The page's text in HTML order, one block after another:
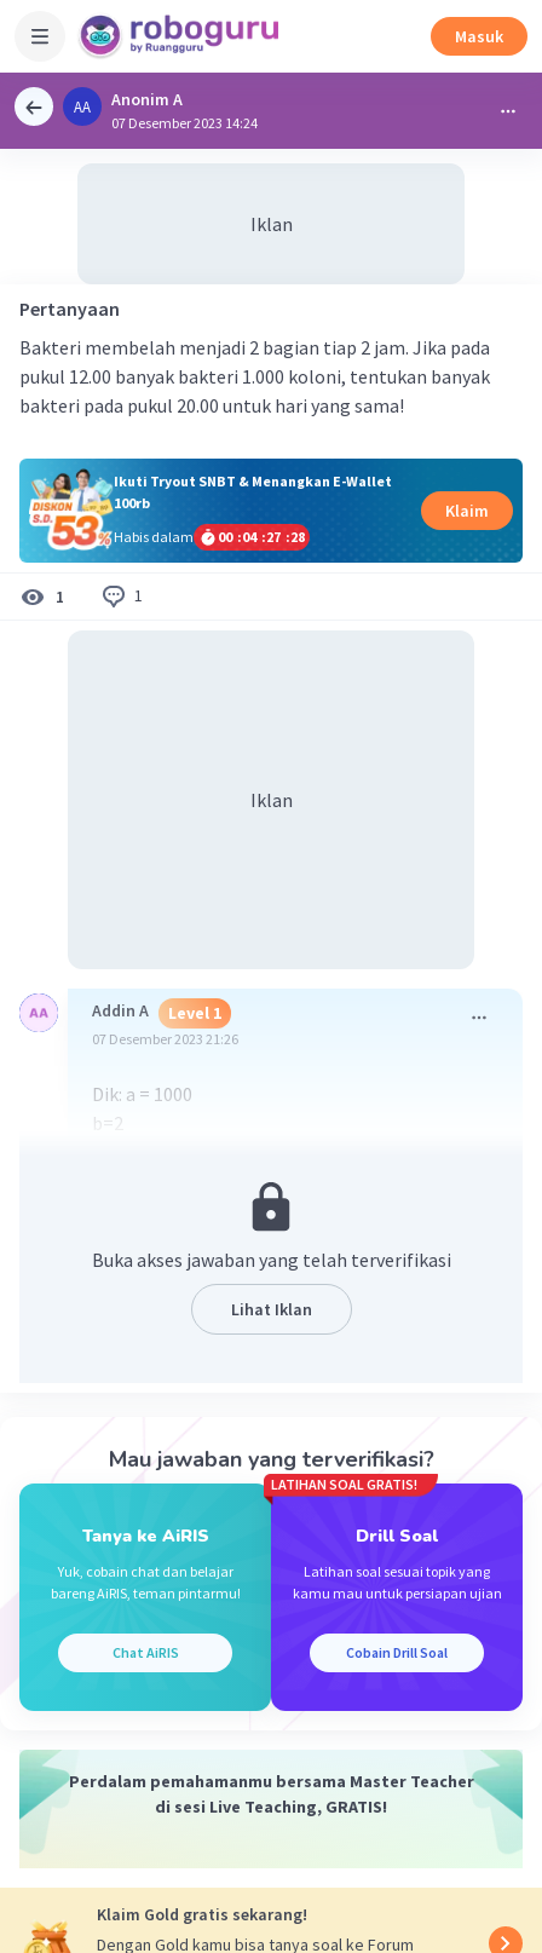
Masuk
AA Anonim A
07 Desember 2023 14:24
Iklan
Pertanyaan
Bakteri membelah menjadi 2 bagian tiap 2 jam. Jika pada
pukul 12.00 banyak bakteri 1.000 koloni, tentukan banyak
bakteri pada pukul 20.00 untuk hari yang sama!
Ikuti Tryout SNBT & Menangkan E-Wallet
100rb
Habis dalam
00 :04 :27 :28
Klaim
1 1
Iklan
Addin A Level 1
07 Desember 2023 21:26
Dik: a = 1000
b=2
Un = a.r^n-1
U3=1000.2^5-1
Beri Rating·0.0(0) Balas
25 Januari 2024 15:26
itu ditambah 1 nya dari mana ya?
Iklan
Buka akses jawaban yang telah terverifikasi
Lihat Iklan
Mau jawaban yang terverifikasi?
Tanya ke AiRIS
Yuk, cobain chat dan belajar
bareng AiRIS, teman pintarmu!
Chat AiRIS
LATIHAN SOAL GRATIS!
Drill Soal
Latihan soal sesuai topik yang
kamu mau untuk persiapan ujian
Cobain Drill Soal
Perdalam pemahamanmu bersama Master Teacher
di sesi Live Teaching, GRATIS!
Klaim Gold gratis sekarang!
Dengan Gold kamu bisa tanya soal ke Forum